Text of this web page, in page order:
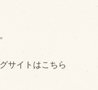
サイトはこちら